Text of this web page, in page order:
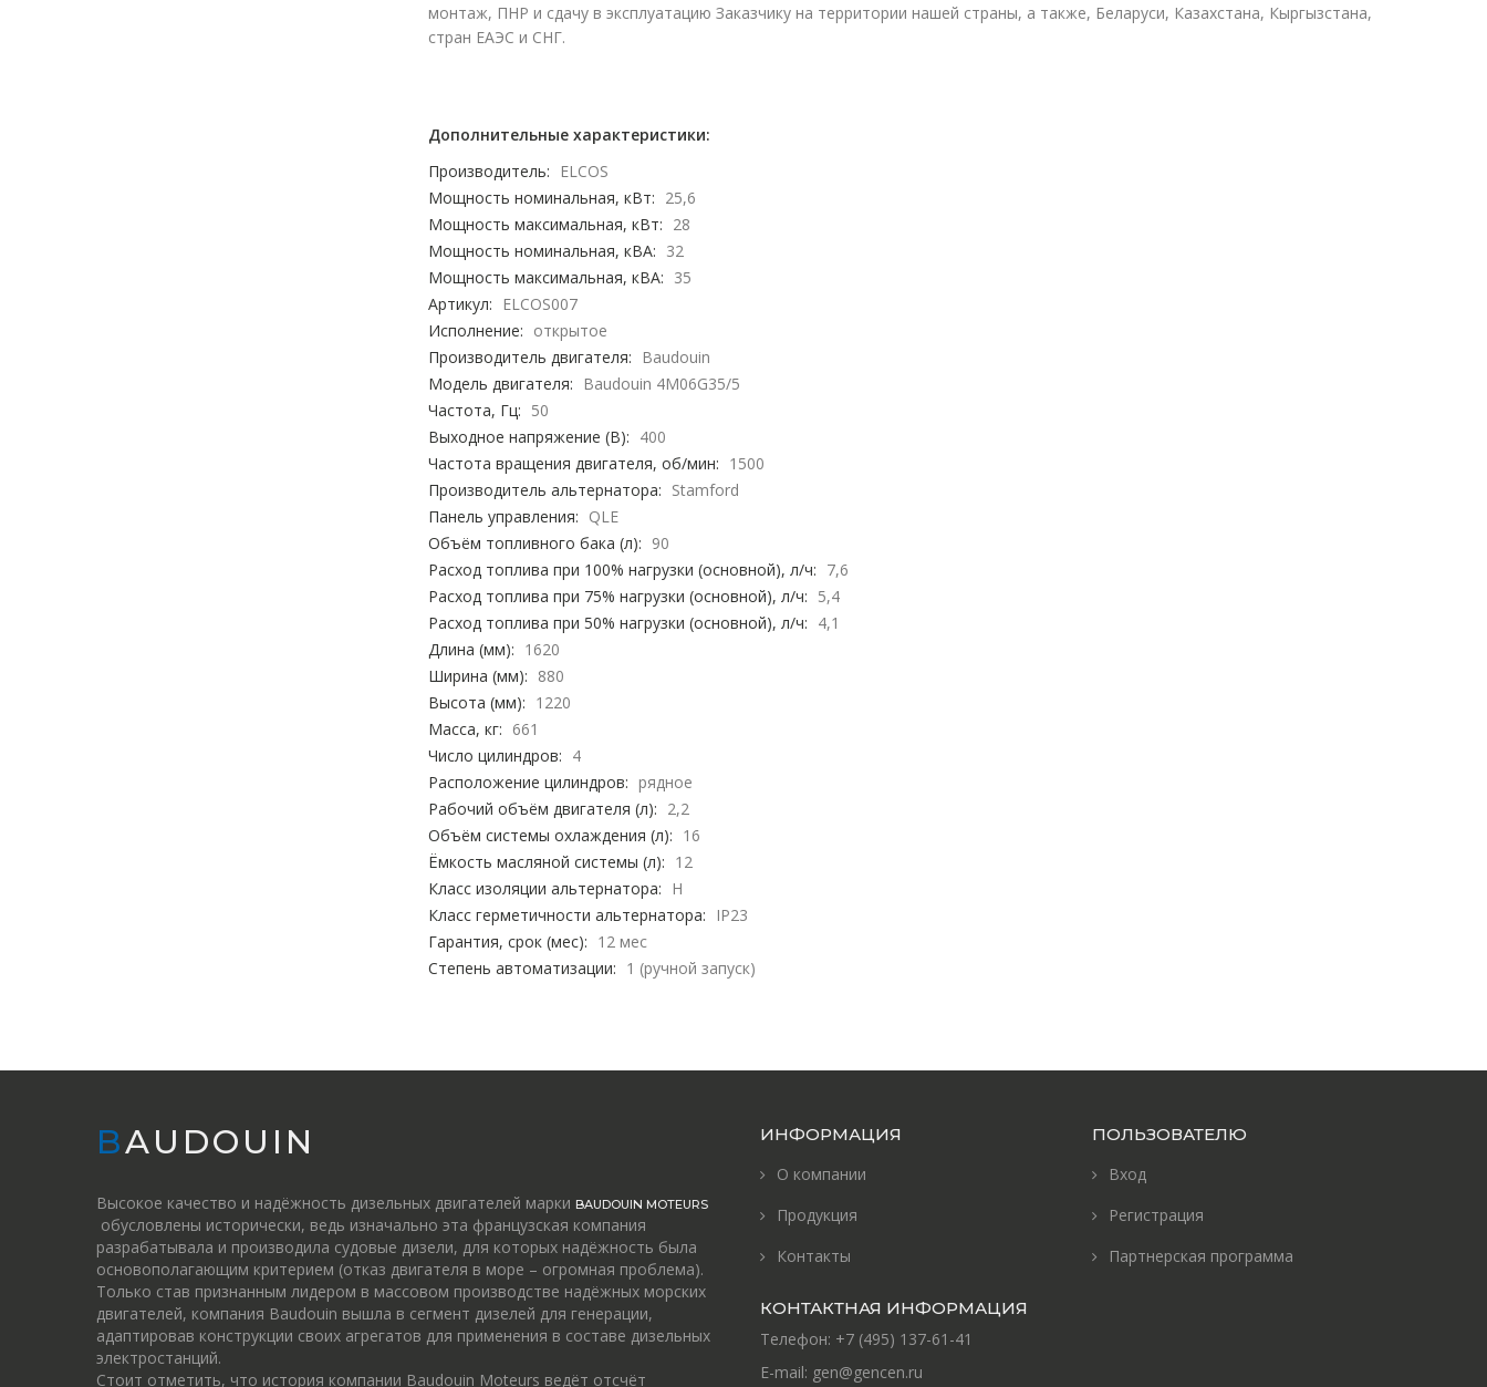
монтаж, ПНР и сдачу в эксплуатацию Заказчику на территории нашей страны, а также, Беларуси, Казахстана, Кыргызстана,
стран ЕАЭС и СНГ.
Дополнительные характеристики:
Производитель:
ELCOS
Мощность номинальная, кВт: 25,6
Мощность максимальная, кВт: 28
Мощность номинальная, кВА: 32
Мощность максимальная, кВА: 35
Артикул:
ELCOS007
Исполнение: открытое
Производитель двигателя:
Baudouin
Модель двигателя:
Baudouin 4M06G35/5
Частота, Гц: 50
Выходное напряжение (В): 400
Частота вращения двигателя, об/мин: 1500
Производитель альтернатора: Stamford
Панель управления: QLE
Объём топливного бака (л): 90
Расход топлива при 100% нагрузки (основной), л/ч: 7,6
Расход топлива при 75% нагрузки (основной), л/ч: 5,4
Расход топлива при 50% нагрузки (основной), л/ч: 4,1
Длина (мм): 1620
Ширина (мм): 880
Высота (мм): 1220
Масса, кг: 661
Число цилиндров: 4
Расположение цилиндров: рядное
Рабочий объём двигателя (л): 2,2
Объём системы охлаждения (л): 16
Ёмкость масляной системы (л): 12
Класс изоляции альтернатора:
H
Класс герметичности альтернатора:
IP23
Гарантия, срок (мес): 12 мес
Степень автоматизации: 1 (ручной запуск)
BAUDOUIN
Высокое качество и надёжность дизельных двигателей марки BAUDOUIN MOTEURS
обусловлены исторически, ведь изначально эта французская компания
разрабатывала и производила судовые дизели, для которых надёжность была
основополагающим критерием (отказ двигателя в море – огромная проблема).
Только став признанным лидером в массовом производстве надёжных морских
двигателей, компания Baudouin вышла в сегмент дизелей для генерации,
адаптировав конструкции своих агрегатов для применения в составе дизельных
электростанций.
Стоит отметить, что история компании Baudouin Moteurs ведёт отсчёт
ИНФОРМАЦИЯ
О компании
Продукция
Контакты
ПОЛЬЗОВАТЕЛЮ
Вход
Регистрация
Партнерская программа
КОНТАКТНАЯ ИНФОРМАЦИЯ
Телефон: +7 (495) 137-61-41
E-mail: gen@gencen.ru